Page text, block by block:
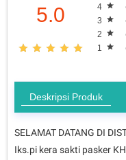
5.0
4
3
2
1
Deskripsi Produk
SELAMAT DATANG DI
Iks.pi kera sakti pasker